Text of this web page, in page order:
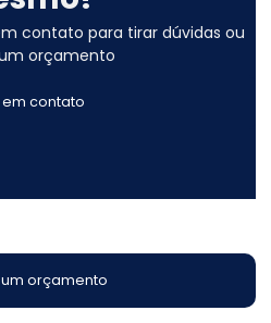
contato para tirar dúvidas ou
orçamento
em contato
orçamento